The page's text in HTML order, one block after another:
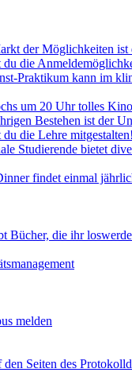
der Möglichkeiten ist
die
Praktikum kann im
um 20 Uhr tolles
Bestehen ist der
die Lehre mitgestalten!
Studierende bietet
findet einmal
Bücher, die ihr
melden
Seiten des